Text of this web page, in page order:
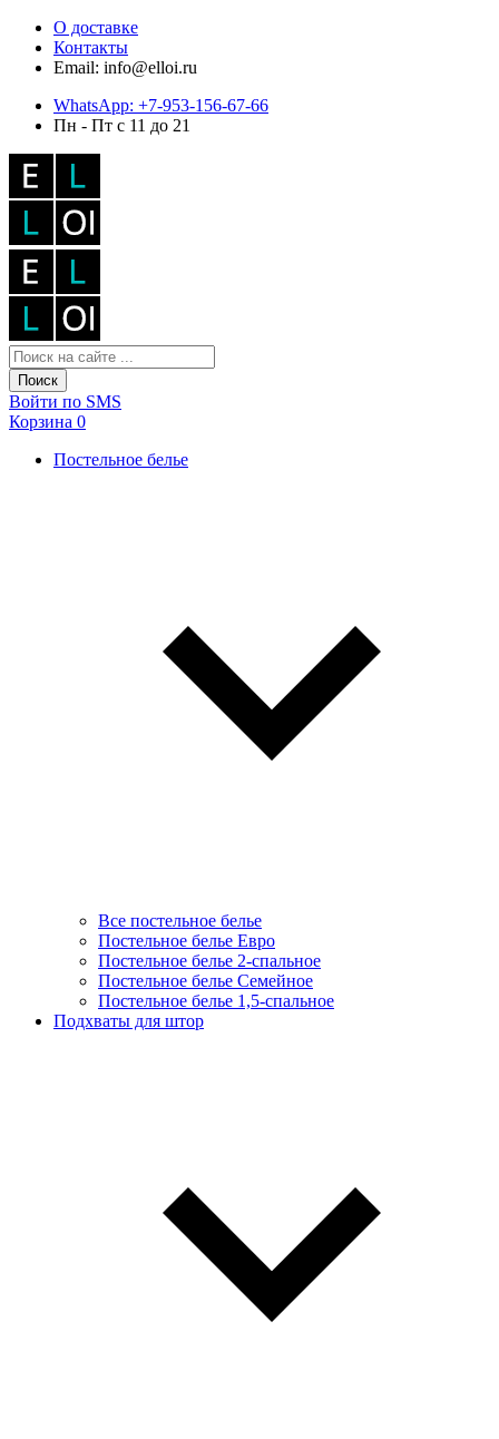
О доставке
Контакты
Email: info@elloi.ru
WhatsApp: +7-953-156-67-66
Пн - Пт с 11 до 21
Поиск
Войти по SMS
Корзина 0
Постельное белье
Все постельное белье
Постельное белье Евро
Постельное белье 2-спальное
Постельное белье Семейное
Постельное белье 1,5-спальное
Подхваты для штор